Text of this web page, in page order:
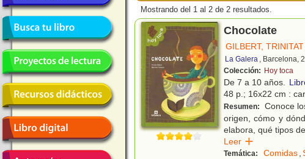
Mostrando del 1 al 2 de 2 resultados.
Chocolate
GILBERT, TRINITAT
La Galera , Barcelona,
Colección: Hoy toca
De 7 a 10 años.
48 p.; 16x22 cm :
Resumen:
Conoce
origen, cómo y
elabora, qué tipos
Leer
Temática: Comidas,